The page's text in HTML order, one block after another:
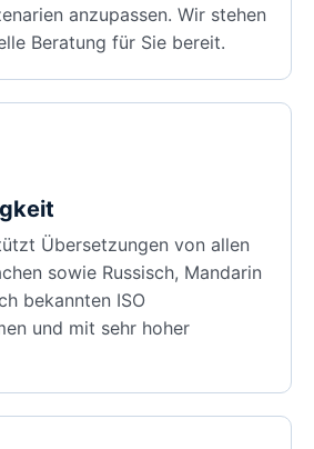
anzupassen. Wir stehen
Beratung für Sie bereit.
Übersetzungen von allen
sowie Russisch, Mandarin
bekannten ISO
und mit sehr hoher